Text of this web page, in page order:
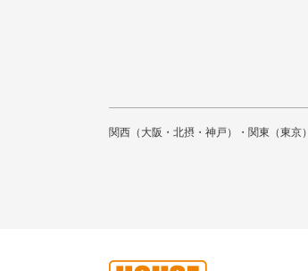
関西（大阪・北摂・神戸）・関東（東